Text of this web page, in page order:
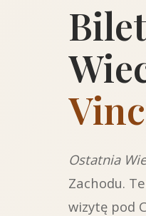
Ostatnia
Zachodu.
wizytę pod